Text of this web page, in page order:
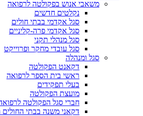
משאבי אנוש בפקולטה לרפואה
נקלטים חדשים
סגל אקדמי בבתי חולים
סגל אקדמי פרה-קליניים
סגל מנהלי תקני
סגל עובדי מחקר ופרוייקט
סגל ומנהלה
דקאנט הפקולטה
ראשי בית הספר לרפואה
בעלי תפקידים
מועצת הפקולטה
חברי סגל הפקולטה
דקאני משנה בבתי החולים